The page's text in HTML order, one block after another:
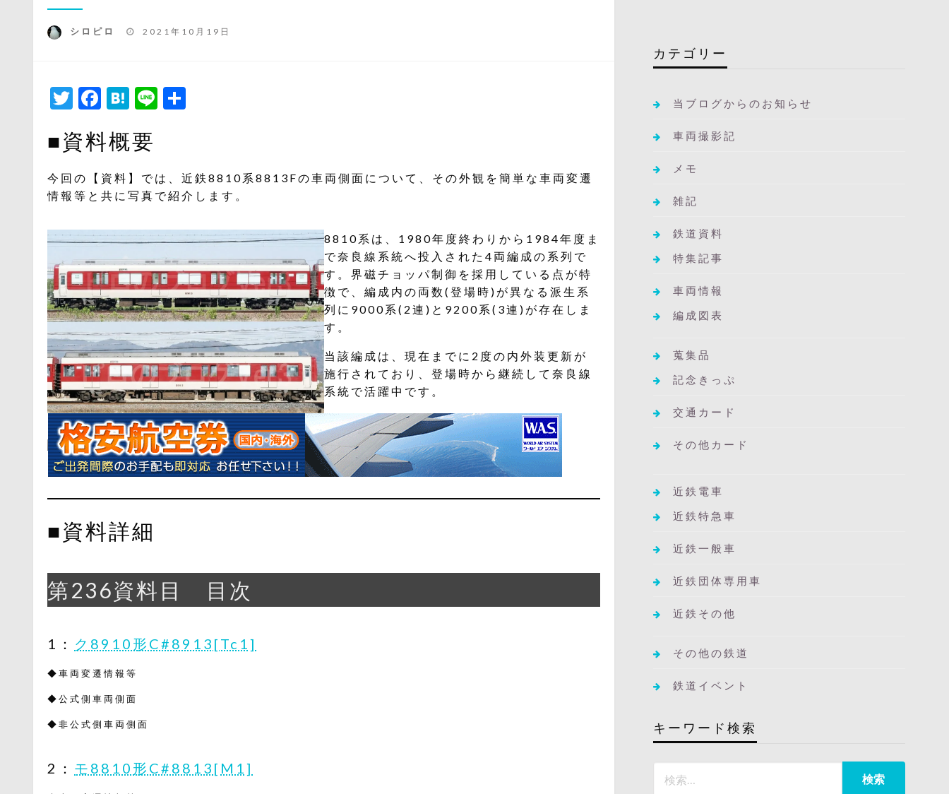
シロピロ
投
2021年10月19日
Twitter
Facebook
Hatena
Line
■資料概要
今回の【資料】では、近鉄8810系8813Fの車両側面について、その外観を簡単な車両変遷
情報等と共に写真で紹介します。
8810系は、1980年度終わりから1984年度ま
で奈良線系統へ投入された4両編成の系列で
す。界磁チョッパ制御を採用している点が特
徴で、編成内の両数(登場時)が異なる派生系
列に9000系(2連)と9200系(3連)が存在しま
す。
当該編成は、現在までに2度の内外装更新が
施行されており、登場時から継続して奈良線
系統で活躍中です。
■資料詳細
第236資料目 目次
1： ク8910形C#8913[Tc1]
◆車両変遷情報等
◆公式側車両側面
◆非公式側車両側面
2： モ8810形C#8813[M1]
カテゴリー
当ブログからのお知らせ
車両撮影記
メモ
雑記
鉄道資料
特集記事
車両情報
編成図表
蒐集品
記念きっぷ
交通カード
その他カード
近鉄電車
近鉄特急車
近鉄一般車
近鉄団体専用車
近鉄その他
その他の鉄道
鉄道イベント
キーワード検索